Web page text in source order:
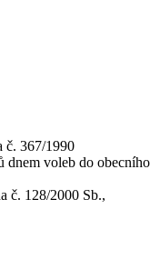
č. 367/1990
dnem voleb do obecního
č. 128/2000 Sb.,